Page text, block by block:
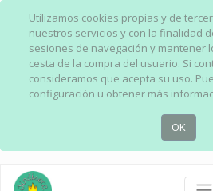
Utilizamos cookies propias y de
nuestros servicios y con la finalidad
sesiones de navegación y mantener
cesta de la compra del usuario. Si
consideramos que acepta su uso.
configuración u obtener más
OK